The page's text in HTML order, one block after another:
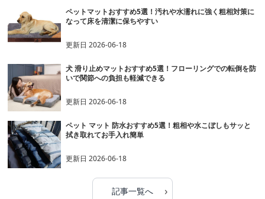
ペットマットおすすめ5選！汚れや水濡れに強く粗相対策に
なって床を清潔に保ちやすい
更新日2026-06-18
犬 滑り止めマットおすすめ5選！フローリングでの転倒を防
いで関節への負担も軽減できる
更新日2026-06-18
ペット マット 防水おすすめ5選！粗相や水こぼしもサッと
拭き取れてお手入れ簡単
更新日2026-06-18
記事一覧へ ›